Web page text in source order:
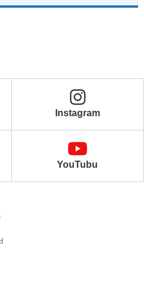
Instagram
YouTubu